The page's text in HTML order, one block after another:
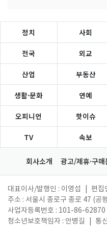
정치 사회
전국 외교
산업 부동산
생활·문화 연예
오피니언 핫이슈
TV 속보
회사소개 광고/제휴·구매
대표이사/발행인 : 이영섭 편집
주소 : 서울시 종로구 종로 47 (공
사업자등록번호 : 101-86-62870
청소년보호책임자 : 안병길
통